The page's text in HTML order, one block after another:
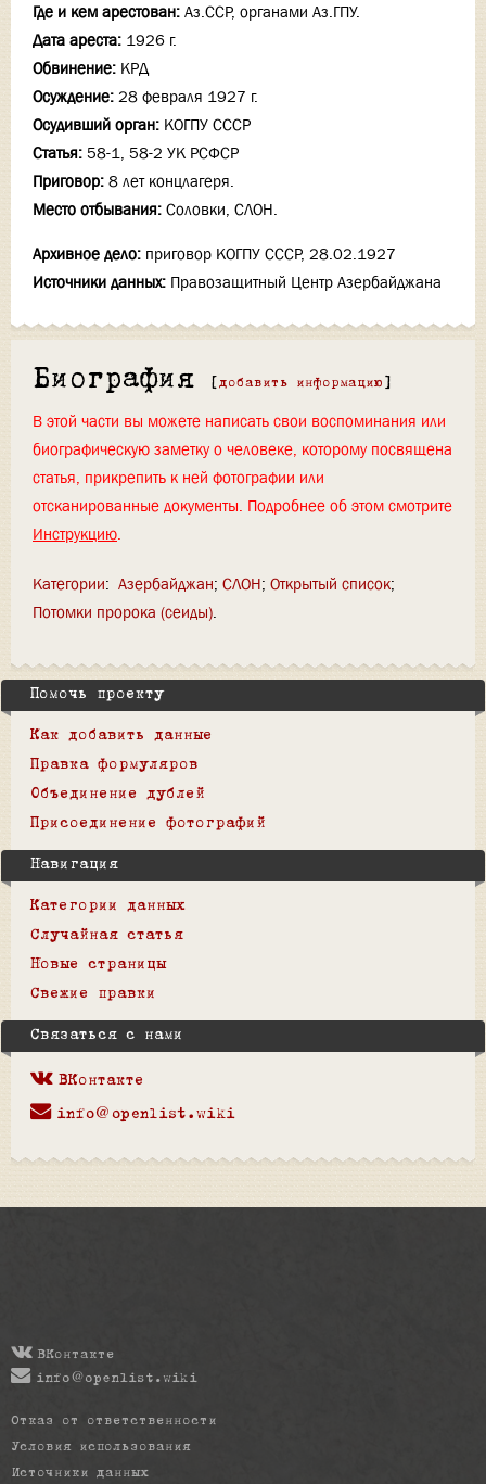
Где и кем арестован: Аз.ССР, органами Аз.ГПУ.
Дата ареста: 1926 г.
Обвинение: КРД
Осуждение: 28 февраля 1927 г.
Осудивший орган: КОГПУ СССР
Статья: 58-1, 58-2 УК РСФСР
Приговор: 8 лет концлагеря.
Место отбывания: Соловки, СЛОН.
Архивное дело: приговор КОГПУ СССР, 28.02.1927
Источники данных: Правозащитный Центр Азербайджана
Биография [ добавить информацию ]
В этой части вы можете написать свои воспоминания или
биографическую заметку о человеке, которому посвящена
статья, прикрепить к ней фотографии или
отсканированные документы. Подробнее об этом смотрите
Инструкцию.
Категории: Азербайджан СЛОН Открытый список
Потомки пророка (сеиды)
Помочь проекту
Как добавить данные
Правка формуляров
Объединение дублей
Присоединение фотографий
Навигация
Категории данных
Случайная статья
Новые страницы
Свежие правки
Связаться с нами
ВКонтакте
info@openlist.wiki
ВКонтакте
info@openlist.wiki
Отказ от ответственности
Условия использования
Источники данных